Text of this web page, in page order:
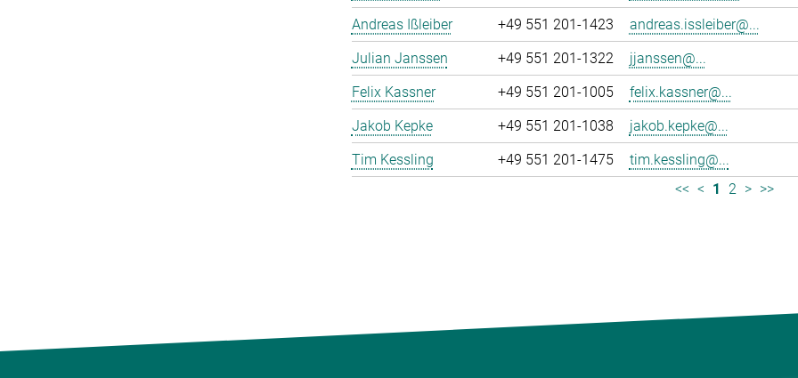
Andreas Ißleiber
+49 551 201-1423
andreas.issleiber@...
Julian Janssen
+49 551 201-1322
jjanssen@...
Felix Kassner
+49 551 201-1005
felix.kassner@...
Jakob Kepke
+49 551 201-1038
jakob.kepke@...
Tim Kessling
+49 551 201-1475
tim.kessling@...
<< < 1 2 > >>